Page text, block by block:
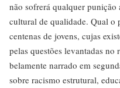
não sofrerá qualquer
cultural de qualidade. Qual o
centenas de jovens, cujas
pelas questões levantadas no
belamente narrado em
sobre racismo estrutural,